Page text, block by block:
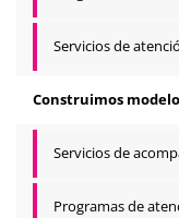
Servicios de
Construimos
Servicios de
Programas de